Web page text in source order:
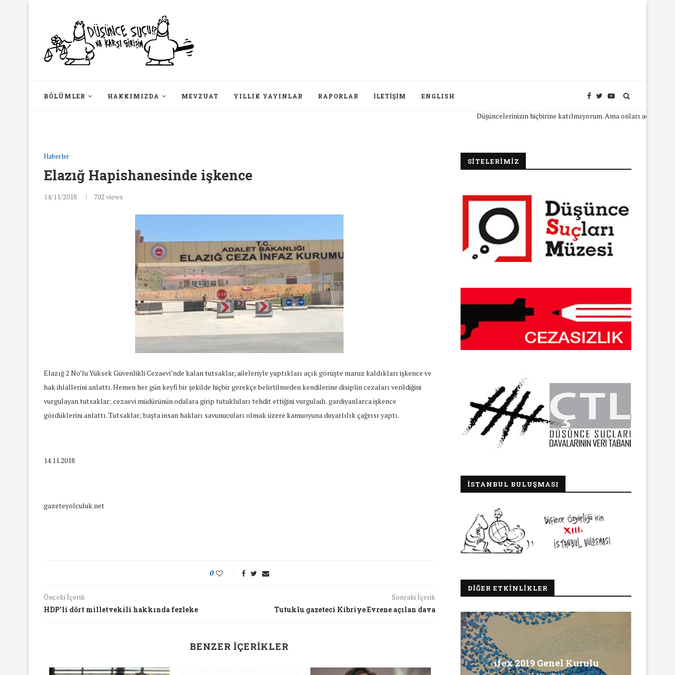
BÖLÜMLER HAKKIMIZDA MEVZUAT YILLIK YAYINLAR RAPORLAR İLETIŞIM ENGLISH
Düşüncelerinizin hiçbirine katılmıyorum. Ama onları açıkça ifade
Haberler
Elazığ Hapishanesinde işkence
14/11/2018 702 views
Elazığ 2 No’lu Yüksek Güvenlikli Cezaevi’nde kalan tutsaklar, aileleriyle yaptıkları açık görüşte maruz kaldıkları işkence ve
hak ihlallerini anlattı. Hemen her gün keyfi bir şekilde hiçbir gerekçe belirtilmeden kendilerine disiplin cezaları verildiğini
vurgulayan tutsaklar; cezaevi müdürünün odalara girip tutukluları tehdit ettiğini vurguladı. gardiyanlarca işkence
gördüklerini anlattı. Tutsaklar; başta insan hakları savunucuları olmak üzere kamuoyuna duyarlılık çağrısı yaptı.
14.11.2018
gazeteyolculuk.net
0
Önceki İçerik
HDP’li dört milletvekili hakkında fezleke
Sonraki İçerik
Tutuklu gazeteci Kibriye Evrene açılan dava
BENZER İÇERIKLER
JINNEWS’in Türkçe X hesabına
SİTELERİMİZ
İSTANBUL BULUŞMASI
DIĞER ETKINLIKLER
Konuştuk
Konuştuk
ifex 2019 Genel Kurulu